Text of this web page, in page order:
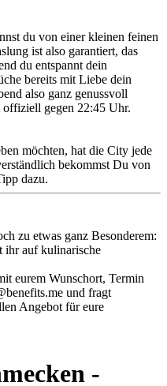
du von einer kleinen feinen
ist also garantiert, das
du entspannt dein
bereits mit Liebe dein
also ganz genussvoll
offiziell gegen 22:45 Uhr.
möchten, hat die City jede
bekommst Du von
dazu.
zu etwas ganz Besonderem:
ihr auf kulinarische
eurem Wunschort, Termin
und fragt
Angebot für eure
-